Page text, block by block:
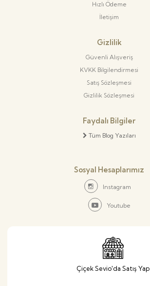
Hızlı Ödeme
İletişim
Gizlilik
Güvenli Alışveriş
KVKK Bilgilendirmesi
Satış Sözleşmesi
Gizlilik Sözleşmesi
Faydalı Bilgiler
Tüm Blog Yazıları
Sosyal Hesaplarımız
Instagram
Youtube
Çiçek Sevio'da Satış Yap